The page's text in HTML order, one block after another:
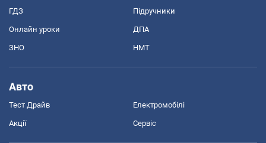
ГДЗ Підручники
Онлайн уроки ДПА
ЗНО НМТ
Авто
Тест Драйв Електромобілі
Акції Сервіс